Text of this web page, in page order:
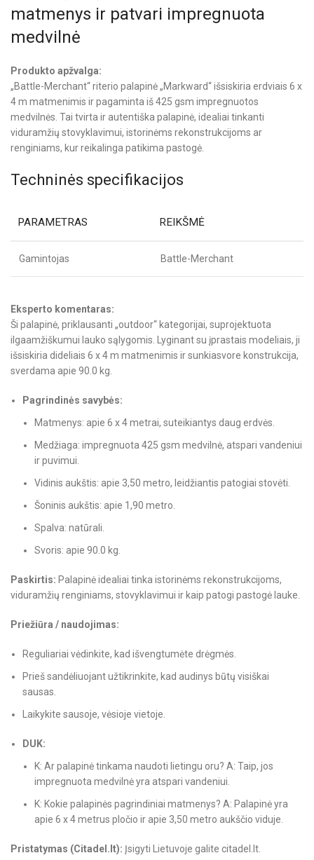
matmenys ir patvari impregnuota
medvilnė
Produkto apžvalga:
„Battle-Merchant“ riterio palapinė „Markward“ išsiskiria erdviais 6 x
4 m matmenimis ir pagaminta iš 425 gsm impregnuotos
medvilnės. Tai tvirta ir autentiška palapinė, idealiai tinkanti
viduramžių stovyklavimui, istorinėms rekonstrukcijoms ar
renginiams, kur reikalinga patikima pastogė.
Techninės specifikacijos
PARAMETRAS REIKŠMĖ
Gamintojas Battle-Merchant
Eksperto komentaras:
Ši palapinė, priklausanti „outdoor“ kategorijai, suprojektuota
ilgaamžiškumui lauko sąlygomis. Lyginant su įprastais modeliais, ji
išsiskiria dideliais 6 x 4 m matmenimis ir sunkiasvore konstrukcija,
sverdama apie 90.0 kg.
Pagrindinės savybės:
Matmenys: apie 6 x 4 metrai, suteikiantys daug erdvės.
Medžiaga: impregnuota 425 gsm medvilnė, atspari vandeniui
ir puvimui.
Vidinis aukštis: apie 3,50 metro, leidžiantis patogiai stovėti.
Šoninis aukštis: apie 1,90 metro.
Spalva: natūrali.
Svoris: apie 90.0 kg.
Paskirtis: Palapinė idealiai tinka istorinėms rekonstrukcijoms,
viduramžių renginiams, stovyklavimui ir kaip patogi pastogė lauke.
Priežiūra / naudojimas:
Reguliariai vėdinkite, kad išvengtumėte drėgmės.
Prieš sandėliuojant užtikrinkite, kad audinys būtų visiškai
sausas.
Laikykite sausoje, vėsioje vietoje.
DUK:
K: Ar palapinė tinkama naudoti lietingu oru? A: Taip, jos
impregnuota medvilnė yra atspari vandeniui.
K: Kokie palapinės pagrindiniai matmenys? A: Palapinė yra
apie 6 x 4 metrus pločio ir apie 3,50 metro aukščio viduje.
Pristatymas (Citadel.lt): Įsigyti Lietuvoje galite citadel.lt.